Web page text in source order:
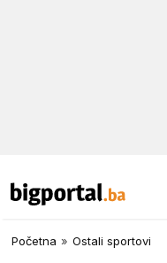
Početna » Ostali sportovi